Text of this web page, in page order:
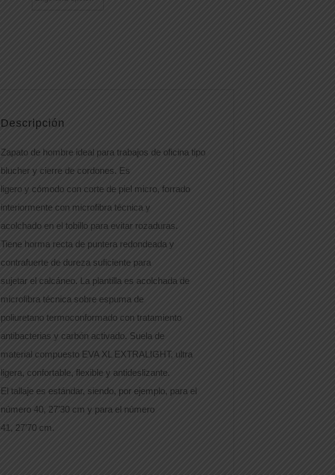
Descripción
Zapato de hombre ideal para trabajos de oficina tipo
blucher y cierre de cordones. Es
ligero y cómodo con corte de piel micro, forrado
interiormente con microfibra técnica y
acolchado en el tobillo para evitar rozaduras.
Tiene horma recta de puntera redondeada y
contrafuerte de dureza suficiente para
sujetar el calcáneo. La plantilla es acolchada de
microfibra técnica sobre espuma de
poliuretano termoconformado con tratamiento
antibacterias y carbón activado. Suela de
material compuesto EVA XL EXTRALIGHT, ultra
ligera, confortable, flexible y antideslizante.
El tallaje es estándar, siendo, por ejemplo, para el
número 40, 27’30 cm y para el número
41, 27’70 cm.